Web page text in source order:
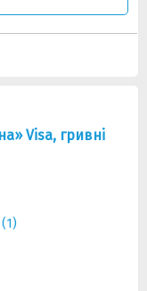
Visa, гривнi